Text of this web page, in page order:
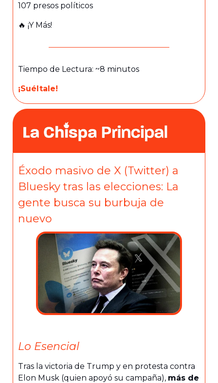
107 presos políticos
🔥 ¡Y Más!
Tiempo de Lectura: ~8 minutos
¡Suéltale!
Éxodo masivo de X (Twitter) a
Bluesky tras las elecciones: La
gente busca su burbuja de
nuevo
Lo Esencial
Tras la victoria de Trump y en protesta contra
Elon Musk (quien apoyó su campaña), más de